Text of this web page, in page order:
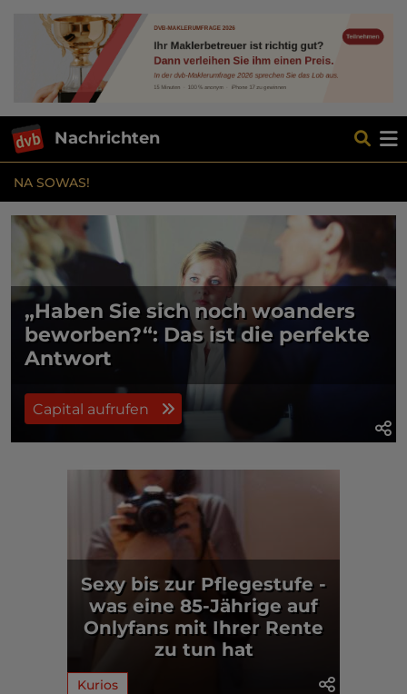
Nachrichten
NA SOWAS!
„Haben Sie sich noch woanders
beworben?“: Das ist die perfekte
Antwort
Capital aufrufen
Sexy bis zur Pflegestufe -
was eine 85-Jährige auf
Onlyfans mit Ihrer Rente
zu tun hat
Kurios